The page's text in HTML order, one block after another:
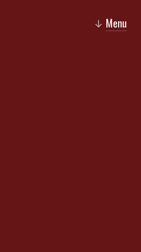
↓ Menu